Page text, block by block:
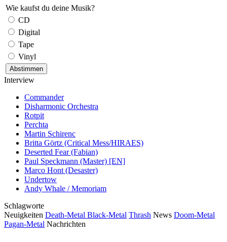
Wie kaufst du deine Musik?
CD
Digital
Tape
Vinyl
Interview
Commander
Disharmonic Orchestra
Rotpit
Perchta
Martin Schirenc
Britta Görtz (Critical Mess/HIRAES)
Deserted Fear (Fabian)
Paul Speckmann (Master) [EN]
Marco Hont (Desaster)
Undertow
Andy Whale / Memoriam
Schlagworte
Neuigkeiten Death-Metal Black-Metal Thrash News Doom-Metal
Pagan-Metal Nachrichten